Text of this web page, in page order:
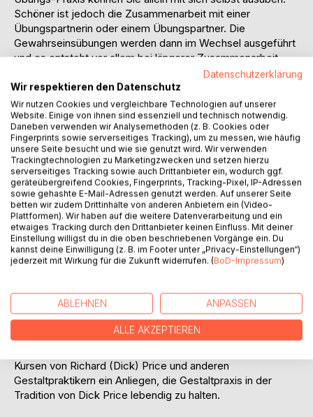
Schöner ist jedoch die Zusammenarbeit mit einer
Übungspartnerin oder einem Übungspartner. Die
Gewahrseinsübungen werden dann im Wechsel ausgeführt
und es entsteht vor allem bei längerer Zusammenarbeit
eine besonders förderliche und unterstützende
Atmosphäre.
Die Wirksamkeit der Gestaltpraxis beruht auf einer
Steigerung des Gewahrseins für das, was wir sehen, hören,
riechen, schmecken, empfinden, denken und fühlen. Dabei
folgen wir nicht der Illusion, es gäbe so etwas wie eine
objektive Wahrnehmung. Vielmehr gehen wir davon aus,
dass wir als Lebewesen immer das wahrnehmen, was für
uns selbst von Bedeutung ist. Dem Wahrgenommenen
nachzuspüren und ebenso den unterschiedlichen
Bedeutungen, die es für uns, unser Leben, Erleben und
Handeln hat, ist unsere Übung in der Gestalt-Übungs-
Praxis. Dabei halten wir uns von jenen schnellen,
glauben, mit dem, was uns begegnet, fertig werden zu
Der Autor John F. Callahan ist Jurist und es ist ihm auf
Kursen von Richard (Dick) Price und anderen
Gestaltpraktikern ein Anliegen, die Gestaltpraxis in der
Tradition von Dick Price lebendig zu halten.
Datenschutzerklärung
Wir respektieren den Datenschutz
Wir nutzen Cookies und vergleichbare Technologien auf unserer
Website. Einige von ihnen sind essenziell und technisch notwendig.
Daneben verwenden wir Analysemethoden (z. B. Cookies oder
Fingerprints sowie serverseitiges Tracking), um zu messen, wie häufig
unsere Seite besucht und wie sie genutzt wird. Wir verwenden
Trackingtechnologien zu Marketingzwecken und setzen hierzu
serverseitiges Tracking sowie auch Drittanbieter ein, wodurch ggf.
geräteübergreifend Cookies, Fingerprints, Tracking-Pixel, IP-Adressen
sowie gehashte E-Mail-Adressen genutzt werden. Auf unserer Seite
betten wir zudem Drittinhalte von anderen Anbietern ein (Video-
Plattformen). Wir haben auf die weitere Datenverarbeitung und ein
etwaiges Tracking durch den Drittanbieter keinen Einfluss. Mit deiner
Einstellung willigst du in die oben beschriebenen Vorgänge ein. Du
kannst deine Einwilligung (z. B. im Footer unter „Privacy-Einstellungen“)
jederzeit mit Wirkung für die Zukunft widerrufen. (BoD-Impressum)
ABLEHNEN ANPASSEN
ALLE AKZEPTIEREN